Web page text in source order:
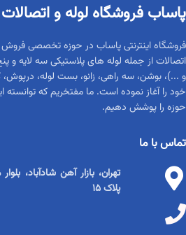
پاساب فروشگاه لوله و اتصالات
فروشگاه اینترنتی پاساب در حوزه تخصصی فروش
اتصالات از جمله لوله های پلاستیکی سه لایه و
و ...)، بوشن، سه راهی، زانو، بست لوله،
خود را آغاز نموده است. ما مفتخریم که توانسته
حوزه را پوشش دهیم.
تماس با ما
پلاک ۱۵